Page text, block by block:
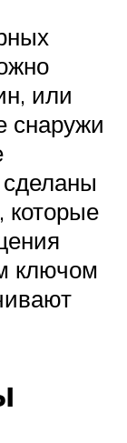
или
снаружи
которые
ключом